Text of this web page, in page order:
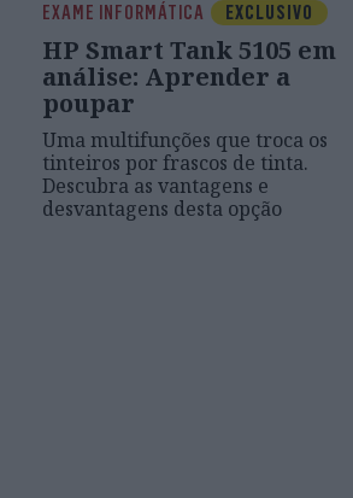
EXAME INFORMÁTICA EXCLUSIVO
HP Smart Tank 5105 em
análise: Aprender a
poupar
Uma multifunções que troca os
tinteiros por frascos de tinta.
Descubra as vantagens e
desvantagens desta opção